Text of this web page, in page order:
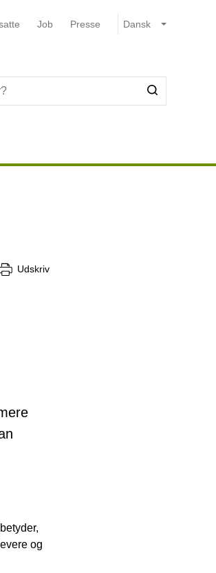
Job Presse
Udskriv
og